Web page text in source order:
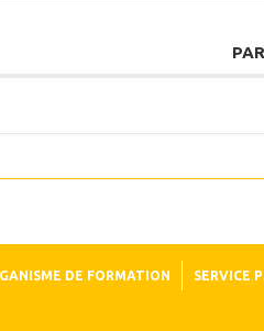
DE FORMATION SERVICE